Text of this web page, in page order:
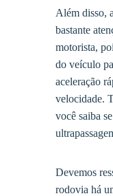
Além disso,
bastante
motorista,
do veículo
aceleração
velocidade.
você saiba
Devemos
rodovia há